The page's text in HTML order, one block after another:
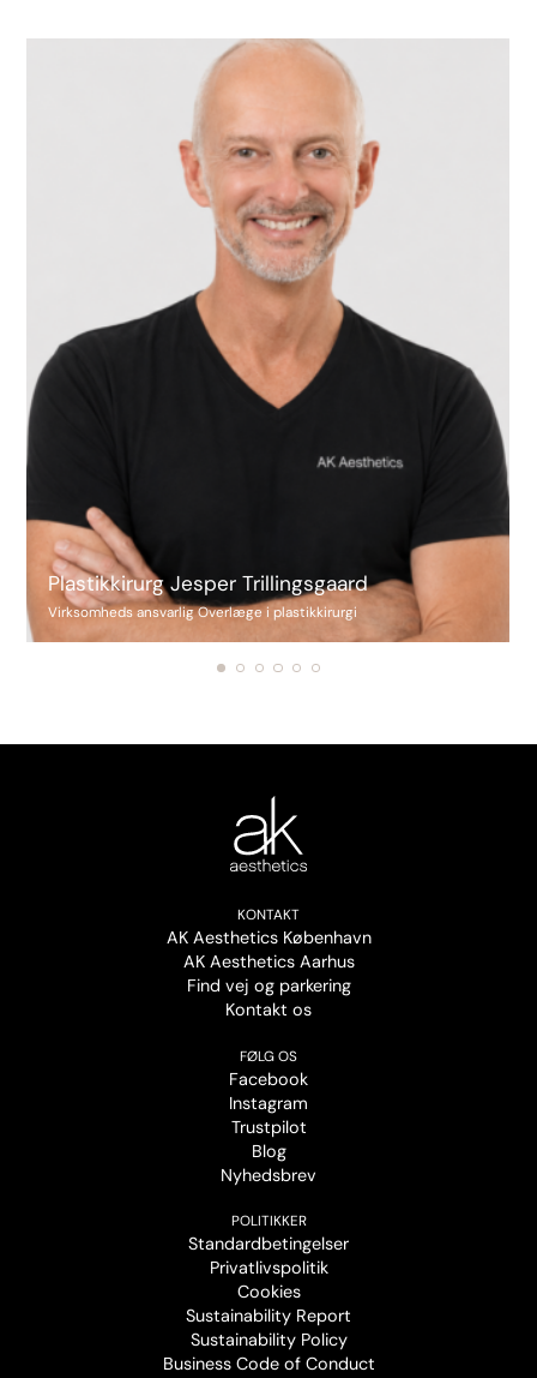
Plastikkirurg Jesper Trillingsgaard
Virksomheds ansvarlig Overlæge i plastikkirurgi
KONTAKT
AK Aesthetics København
AK Aesthetics Aarhus
Find vej og parkering
Kontakt os
FØLG OS
Facebook
Instagram
Trustpilot
Blog
Nyhedsbrev
POLITIKKER
Standardbetingelser
Privatlivspolitik
Cookies
Sustainability Report
Sustainability Policy
Business Code of Conduct